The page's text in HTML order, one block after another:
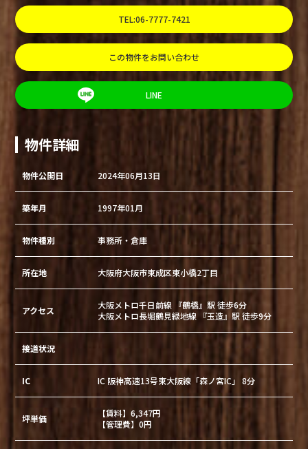
TEL:06-7777-7421
この物件をお問い合わせ
LINE
物件詳細
物件公開日 2024年06月13日
築年月 1997年01月
物件種別 事務所・倉庫
所在地 大阪府大阪市東成区東小橋2丁目
アクセス
大阪メトロ千日前線 『鶴橋』駅 徒歩6分
大阪メトロ長堀鶴見緑地線 『玉造』駅 徒歩9分
接道状況
IC IC 阪神高速13号東大阪線「森ノ宮IC」 8分
坪単価
【賃料】6,347円
【管理費】0円